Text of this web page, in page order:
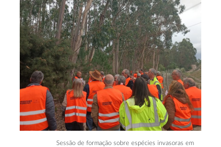
Sessão de formação sobre espécies invasoras em